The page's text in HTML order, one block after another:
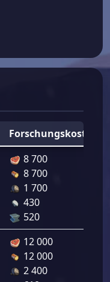
Forschungskosten
8 700
8 700
1 700
430
520
12 000
12 000
2 400